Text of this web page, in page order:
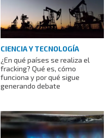
CIENCIA Y TECNOLOGÍA
¿En qué países se realiza el
fracking? Qué es, cómo
funciona y por qué sigue
generando debate